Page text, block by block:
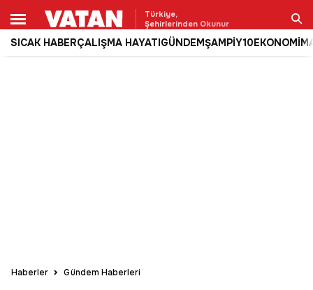
Türkiye,
Şehirlerinden Okunur
SICAK HABERÇALIŞMA HAYATIGÜNDEMŞAMPİY10EKONOMİ
Ara
Haberler Gündem Haberleri